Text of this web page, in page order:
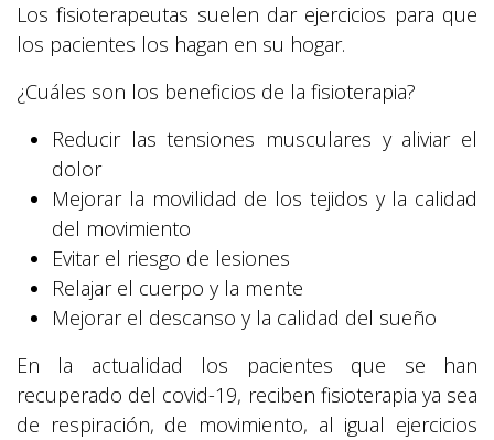
Los fisioterapeutas suelen dar ejercicios para que
los pacientes los hagan en su hogar.
¿Cuáles son los beneficios de la fisioterapia?
Reducir las tensiones musculares y aliviar el
dolor
Mejorar la movilidad de los tejidos y la calidad
del movimiento
Evitar el riesgo de lesiones
Relajar el cuerpo y la mente
Mejorar el descanso y la calidad del sueño
En la actualidad los pacientes que se han
recuperado del covid-19, reciben fisioterapia ya sea
de respiración, de movimiento, al igual ejercicios